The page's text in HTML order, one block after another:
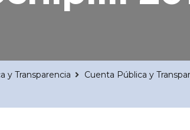
y Transparencia Cuenta Pública y